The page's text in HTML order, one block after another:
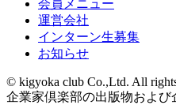
会員メニュー
運営会社
インターン生募集
お知らせ
© kigyoka club Co.,Ltd. All
企業家倶楽部の出版物および